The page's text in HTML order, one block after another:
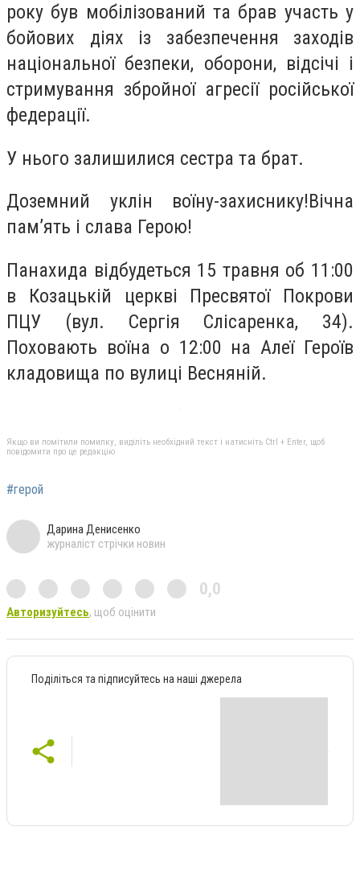
року був мобілізований та брав участь у
бойових діях із забезпечення заходів
національної безпеки, оборони, відсічі і
стримування збройної агресії російської
федерації.
У нього залишилися сестра та брат.
Доземний уклін воїну-захиснику!Вічна
пам’ять і слава Герою!
Панахида відбудеться 15 травня об 11:00
в Козацькій церкві Пресвятої Покрови
ПЦУ (вул. Сергія Слісаренка, 34).
Поховають воїна о 12:00 на Алеї Героїв
кладовища по вулиці Весняній.
Якщо ви помітили помилку, виділіть необхідний текст і натисніть Ctrl + Enter, щоб
повідомити про це редакцію
#герой
Дарина Денисенко
журналіст стрічки новин
0,0
Авторизуйтесь, щоб оцінити
Поділіться та підписуйтесь на наші джерела